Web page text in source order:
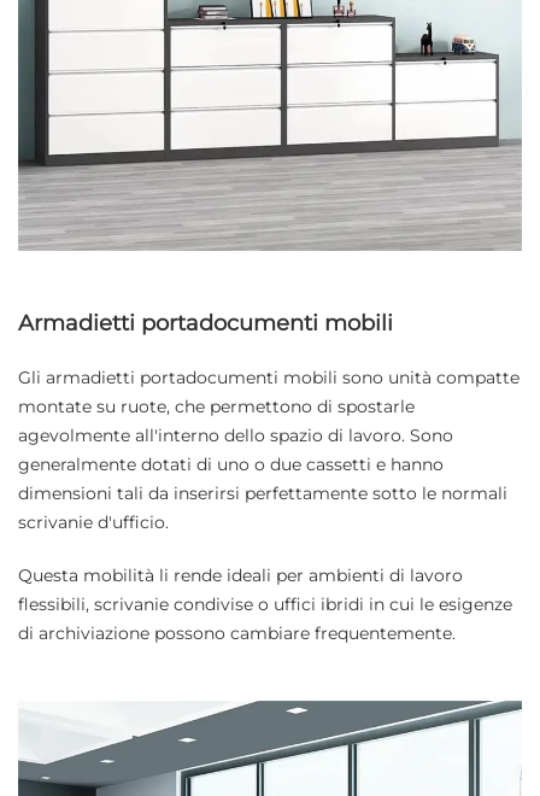
Armadietti portadocumenti mobili
Gli armadietti portadocumenti mobili sono unità compatte
montate su ruote, che permettono di spostarle
agevolmente all'interno dello spazio di lavoro. Sono
generalmente dotati di uno o due cassetti e hanno
dimensioni tali da inserirsi perfettamente sotto le normali
scrivanie d'ufficio.
Questa mobilità li rende ideali per ambienti di lavoro
flessibili, scrivanie condivise o uffici ibridi in cui le esigenze
di archiviazione possono cambiare frequentemente.